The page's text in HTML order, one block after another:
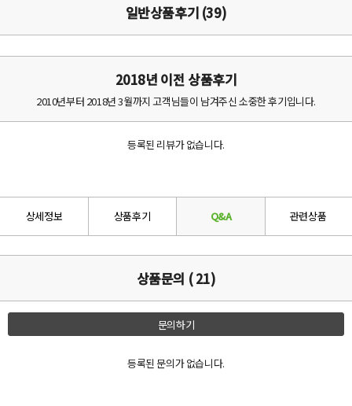
일반상품후기 (39)
2018년 이전 상품후기
2010년부터 2018년 3월까지 고객님들이 남겨주신 소중한 후기입니다.
등록된 리뷰가 없습니다.
상세정보 상품후기 Q&A 관련상품
상품문의 ( 21)
문의하기
등록된 문의가 없습니다.